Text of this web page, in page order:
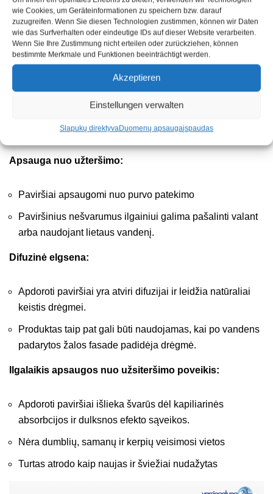
wie Cookies, um Geräteinformationen zu speichern bzw. darauf
zuzugreifen. Wenn Sie diesen Technologien zustimmen, können wir Daten
wie das Surfverhalten oder eindeutige IDs auf dieser Website verarbeiten.
Wenn Sie Ihre Zustimmung nicht erteilen oder zurückziehen, können
bestimmte Merkmale und Funktionen beeinträchtigt werden.
Akzeptieren
Einstellungen verwalten
Slapukų direktyvaDuomenų apsaugaįspaudas
Įrodytos savybės:
Karoliukų efektas:
Dėl kapiliarus sulaikančio poveikio drėgmė
neprasiskverbia į medžiagą.
Vanduo nuteka nuo paviršiaus dėl jo hidrofobizacijos
Po apdorojimo išsaugoma ir apsaugoma pirminė spalva
Apsauga nuo užteršimo:
Paviršiai apsaugomi nuo purvo patekimo
Paviršinius nešvarumus ilgainiui galima pašalinti valant
arba naudojant lietaus vandenį.
Difuzinė elgsena:
Apdoroti paviršiai yra atviri difuzijai ir leidžia natūraliai
keistis drėgmei.
Produktas taip pat gali būti naudojamas, kai po vandens
padarytos žalos fasade padidėja drėgmė.
Ilgalaikis apsaugos nuo užsiteršimo poveikis:
Apdoroti paviršiai išlieka švarūs dėl kapiliarinės
absorbcijos ir dulksnos efekto sąveikos.
Nėra dumblių, samanų ir kerpių veisimosi vietos
Turtas atrodo kaip naujas ir šviežiai nudažytas